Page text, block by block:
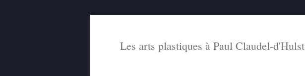
Les arts plastiques à Paul Claudel-d'Hulst